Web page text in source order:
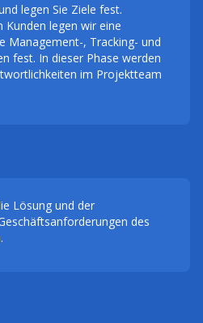
legen Sie Ziele fest.
legen wir eine
Management-, Tracking- und
fest. In dieser Phase werden
im Projektteam
Lösung und der
des